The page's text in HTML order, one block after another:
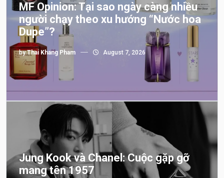
MF Opinion: Tại sao ngày càng nhiều
người chạy theo xu hướng “Nước hoa
Dupe”?
byThai Khang Pham August 7, 2026
Jung Kook và Chanel: Cuộc gặp gỡ
mang tên 1957